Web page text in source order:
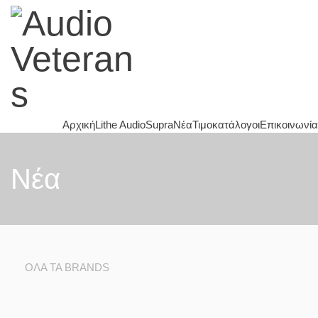
ΑρχικήLithe AudioSupraΝέαΤιμοκατάλογοιΕπικοινωνία
Nέα
ΌΛΑ ΤΑ BRANDS